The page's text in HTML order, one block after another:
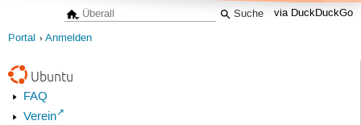
via DuckDuckGo
Portal Anmelden
Ubuntu
FAQ
Verein